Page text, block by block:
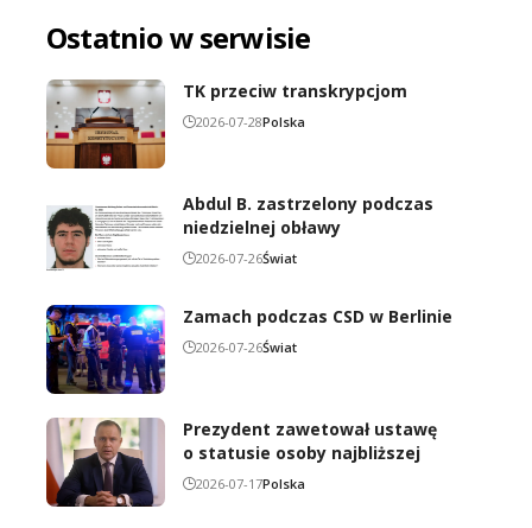
Ostatnio w serwisie
TK przeciw transkrypcjom
2026-07-28Polska
Abdul B. zastrzelony podczas
niedzielnej obławy
2026-07-26Świat
Zamach podczas CSD w Berlinie
2026-07-26Świat
Prezydent zawetował ustawę
o statusie osoby najbliższej
2026-07-17Polska